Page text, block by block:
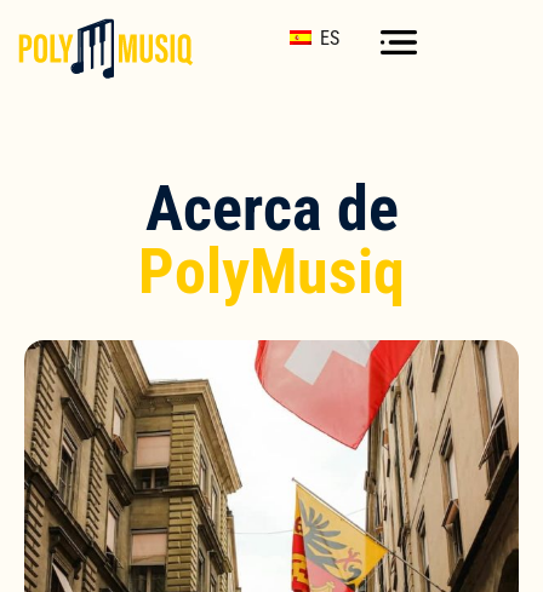
ES
Acerca de
PolyMusiq